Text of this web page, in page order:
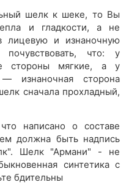
шелк к шеке, то Вы
и гладкости, а не
лицевую и изнаночную
что: у
стороны мягкие, а у
изнаночная сторона
сначала прохладный,
написано о составе
должна быть надпись
Шелк "Армани" - не
синтетика с
бдительны